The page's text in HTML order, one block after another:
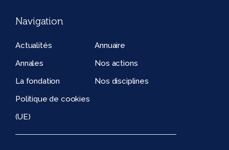
Navigation
Actualités
Annuaire
Annales
Nos actions
La fondation
Nos disciplines
Politique de cookies
(UE)